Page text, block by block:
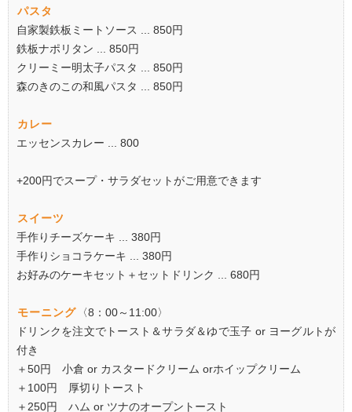
パスタ
自家製鉄板ミートソース ... 850円
鉄板ナポリタン ... 850円
クリーミー明太子パスタ ... 850円
森のきのこの和風パスタ ... 850円
カレー
エッセンスカレー ... 800
+200円でスープ・サラダセットがご用意できます
スイーツ
手作りチーズケーキ ... 380円
手作りショコラケーキ ... 380円
お好みのケーキセット＋セットドリンク ... 680円
モーニング 〈8：00～11:00〉
ドリンクを注文でトースト＆サラダ＆ゆで玉子 or ヨーグルトが
付き
＋50円 小倉 or カスタードクリーム orホイップクリーム
＋100円 厚切りトースト
＋250円 ハム or ツナのオープントースト